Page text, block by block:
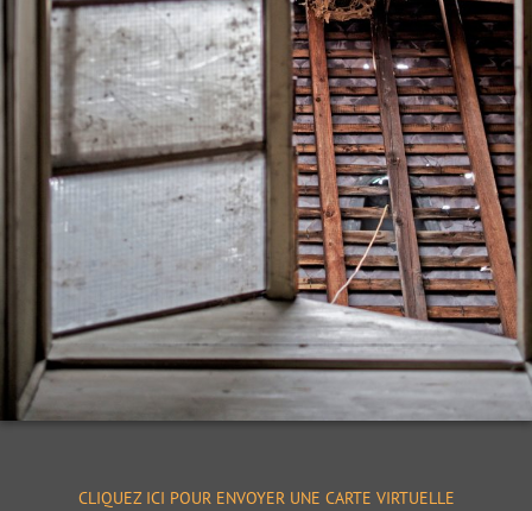
CLIQUEZ ICI POUR ENVOYER UNE CARTE VIRTUELLE